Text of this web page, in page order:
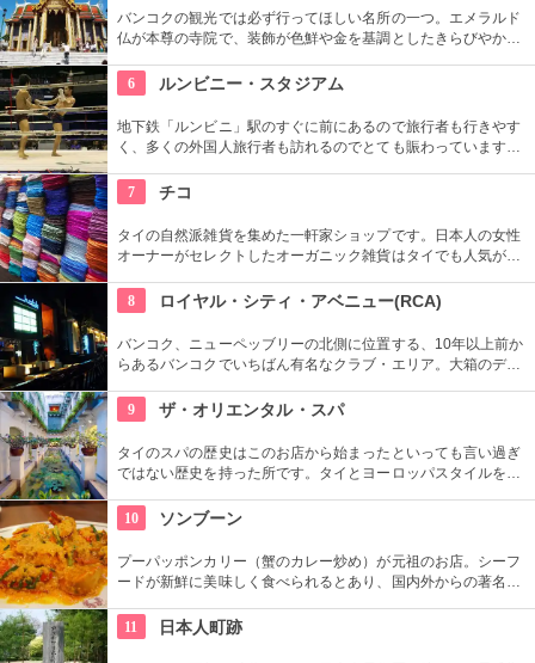
場があり、マッサージを受けることができるのでおすすめ。
バンコクの観光では必ず行ってほしい名所の一つ。エメラルド
仏が本尊の寺院で、装飾が色鮮や金を基調としたきらびやかな
料が高いこと、いつ行っても人が多のが残念だが、是非一度足
を運んで欲しい。
6 ルンビニー・スタジアム
地下鉄「ルンビニ」駅のすぐに前にあるので旅行者も行きやす
く、多くの外国人旅行者も訪れるのでとても賑わっています。
的なファンで盛り上がるこのスタジアムで一緒に盛りあがろ
う。
7 チコ
タイの自然派雑貨を集めた一軒家ショップです。日本人の女性
オーナーがセレクトしたオーガニック雑貨はタイでも人気があ
ンで作った赤ちゃんの肌着、へちまソープなど人と自然にやさ
しい商品が並んでいます。カフェスペースではタイの緑を見な
がらくつろげます。
8 ロイヤル・シティ・アベニュー(RCA)
バンコク、ニューペッブリーの北側に位置する、10年以上前か
らあるバンコクでいちばん有名なクラブ・エリア。大箱のディ
と自分のお気に入りのクラブが見つかるかも。BTSや地下鉄の
最寄り駅がないため、タクシーで行って。
9 ザ・オリエンタル・スパ
タイのスパの歴史はこのお店から始まったといっても言い過ぎ
ではない歴史を持った所です。タイとヨーロッパスタイルを混
です。
10 ソンブーン
プーパッポンカリー（蟹のカレー炒め）が元祖のお店。シーフ
ードが新鮮に美味しく食べられるとあり、国内外からの著名人
由緒正しきお店。
11 日本人町跡